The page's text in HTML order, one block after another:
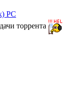
PC
торрента